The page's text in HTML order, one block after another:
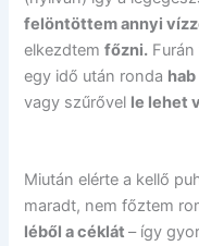
felöntöttem annyi
elkezdtemfőzni.
egy idő után ronda
vagy szűrővel le lehet
Miután elérte a kellő
maradt, nem főztem
léből a céklát– így